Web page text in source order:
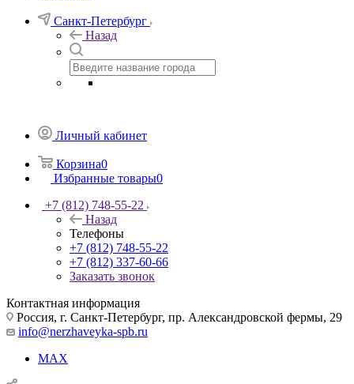
Санкт-Петербург
Назад
Личный кабинет
Корзина0
Избранные товары0
+7 (812) 748-55-22
Назад
Телефоны
+7 (812) 748-55-22
+7 (812) 337-60-66
Заказать звонок
Контактная информация
Россия, г. Санкт-Петербург, пр. Александровской фермы, 29
info@nerzhaveyka-spb.ru
MAX